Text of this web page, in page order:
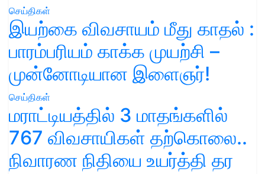
செய்திகள்
இயற்கை விவசாயம் மீது காதல் :
பாரம்பரியம் காக்க முயற்சி –
முன்னோடியான இளைஞர்!
செய்திகள்
மராட்டியத்தில் 3 மாதங்களில்
767 விவசாயிகள் தற்கொலை..
நிவாரண நிதியை உயர்த்தி தர